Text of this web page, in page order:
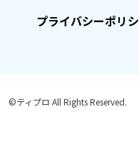
プライバシーポリ
©ティプロ All Rights Reserved.